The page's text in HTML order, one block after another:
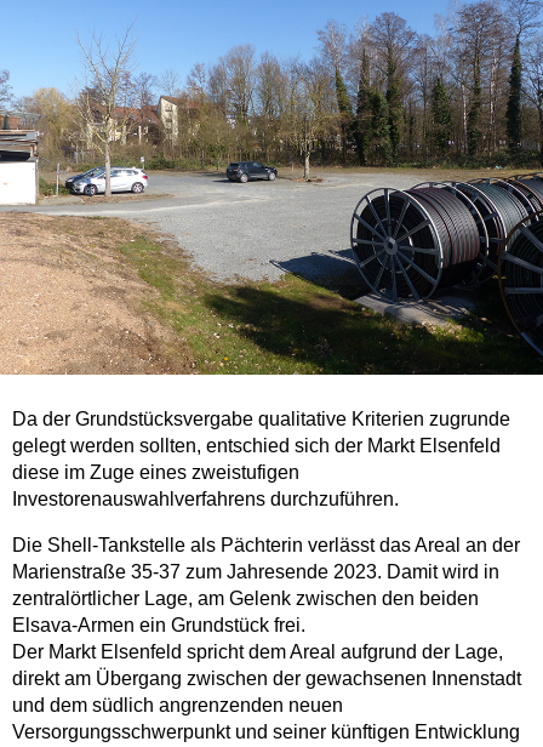
Da der Grundstücksvergabe qualitative Kriterien zugrunde
gelegt werden sollten, entschied sich der Markt Elsenfeld
diese im Zuge eines zweistufigen
Investorenauswahlverfahrens durchzuführen.
Die Shell-Tankstelle als Pächterin verlässt das Areal an der
Marienstraße 35-37 zum Jahresende 2023. Damit wird in
zentralörtlicher Lage, am Gelenk zwischen den beiden
Elsava-Armen ein Grundstück frei.
Der Markt Elsenfeld spricht dem Areal aufgrund der Lage,
direkt am Übergang zwischen der gewachsenen Innenstadt
und dem südlich angrenzenden neuen
Versorgungsschwerpunkt und seiner künftigen Entwicklung